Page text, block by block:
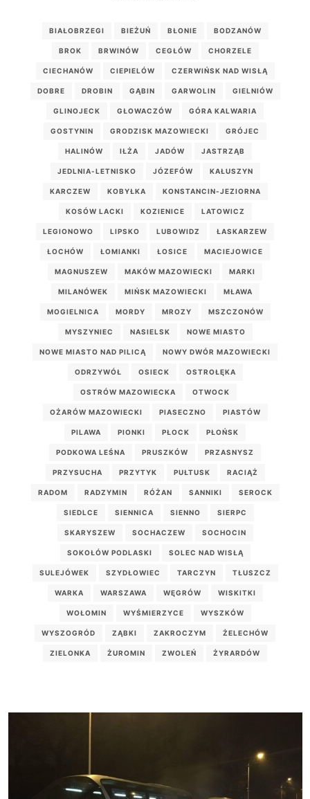
BIAŁOBRZEGI BIEŻUŃ BŁONIE BODZANÓW
BROK BRWINÓW CEGŁÓW CHORZELE
CIECHANÓW CIEPIELÓW CZERWIŃSK NAD WISŁĄ
DOBRE DROBIN GĄBIN GARWOLIN GIELNIÓW
GLINOJECK GŁOWACZÓW GÓRA KALWARIA
GOSTYNIN GRODZISK MAZOWIECKI GRÓJEC
HALINÓW IŁŻA JADÓW JASTRZĄB
JEDLNIA-LETNISKO JÓZEFÓW KAŁUSZYN
KARCZEW KOBYŁKA KONSTANCIN-JEZIORNA
KOSÓW LACKI KOZIENICE LATOWICZ
LEGIONOWO LIPSKO LUBOWIDZ ŁASKARZEW
ŁOCHÓW ŁOMIANKI ŁOSICE MACIEJOWICE
MAGNUSZEW MAKÓW MAZOWIECKI MARKI
MILANÓWEK MIŃSK MAZOWIECKI MŁAWA
MOGIELNICA MORDY MROZY MSZCZONÓW
MYSZYNIEC NASIELSK NOWE MIASTO
NOWE MIASTO NAD PILICĄ NOWY DWÓR MAZOWIECKI
ODRZYWÓŁ OSIECK OSTROŁĘKA
OSTRÓW MAZOWIECKA OTWOCK
OŻARÓW MAZOWIECKI PIASECZNO PIASTÓW
PILAWA PIONKI PŁOCK PŁOŃSK
PODKOWA LEŚNA PRUSZKÓW PRZASNYSZ
PRZYSUCHA PRZYTYK PUŁTUSK RACIĄŻ
RADOM RADZYMIN RÓŻAN SANNIKI SEROCK
SIEDLCE SIENNICA SIENNO SIERPC
SKARYSZEW SOCHACZEW SOCHOCIN
SOKOŁÓW PODLASKI SOLEC NAD WISŁĄ
SULEJÓWEK SZYDŁOWIEC TARCZYN TŁUSZCZ
WARKA WARSZAWA WĘGRÓW WISKITKI
WOŁOMIN WYŚMIERZYCE WYSZKÓW
WYSZOGRÓD ZĄBKI ZAKROCZYM ŻELECHÓW
ZIELONKA ŻUROMIN ZWOLEŃ ŻYRARDÓW